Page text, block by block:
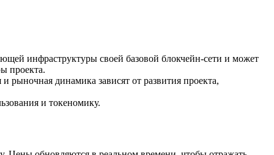
инфраструктуры своей базовой блокчейн-сети и может
проекта.
рыночная динамика зависят от развития проекта,
и токеномику.